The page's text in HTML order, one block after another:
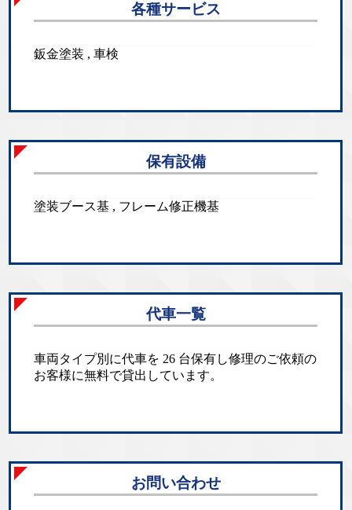
各種サービス
鈑金塗装 , 車検
保有設備
塗装ブース基 , フレーム修正機基
代車一覧
車両タイプ別に代車を 26 台保有し修理のご依頼の
お客様に無料で貸出しています。
お問い合わせ